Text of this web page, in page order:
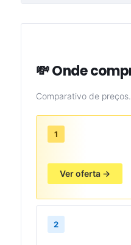
💸 Onde
Comparativo de
1
Ver oferta →
2